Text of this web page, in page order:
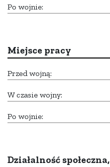
Po wojnie:
Miejsce pracy
Przed wojną:
W czasie wojny:
Po wojnie:
Działalność społeczna,